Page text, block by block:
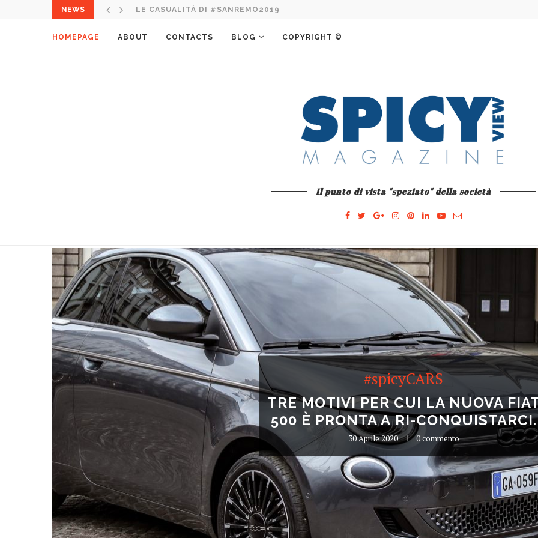
NEWS ITALIA NEL MONDO: 10 CORSO COMO E L’AVVENTURA...
HOMEPAGE ABOUT CONTACTS BLOG COPYRIGHT ©
Il punto di vista "speziato" della società
#spicyCARS
TRE MOTIVI PER CUI LA NUOVA
500 È PRONTA A RI-CONQUISTARCI.
30 Aprile 2020 0 commento